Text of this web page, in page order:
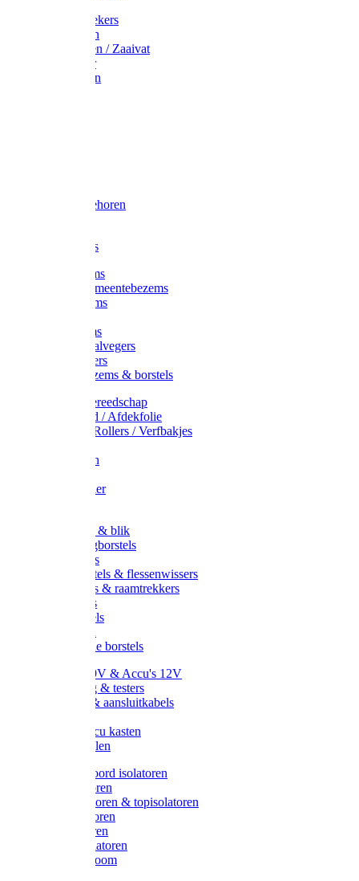
Graskantstekers
Verticuteren
Strooiwagen / Zaaivat
Grasmaaier
Grasscharen
Slede toebehoren
Composters
Straatbezems
Stads- / Gemeentebezems
Terrasbezems
Gootbezems
Kamer-/Zaalvegers
Vloertrekkers
Onkruidbezems & borstels
Schildersgereedschap
Afplakband / Afdekfolie
Kwasten / Rollers / Verfbakjes
Afdekfoliën
Schuurpapier
Handveger & blik
Voetenveegborstels
Handvegers
Afwasborstels & flessenwissers
Wasborstels & raamtrekkers
Tonborstels
Werkborstels
Hygienische borstels
Batterijen 9V & Accu's 12V
Beveiliging & testers
Kabelsets & aansluitkabels
Metalen accu kasten
Zonnepanelen
Draad & koord isolatoren
Ringisolatoren
Extra isolatoren & topisolatoren
Hoekisolatoren
Lintisolatoren
Afstandisolatoren
Isolatorenboom